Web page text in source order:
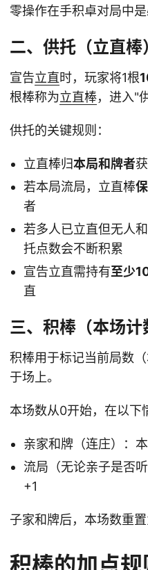
零操作在手积卓对局中是
二、供托（立直棒
宣告立直时，玩家将1根
根棒称为立直棒，进入"
供托的关键规则：
立直棒归本局和牌者
若本局流局，立直棒
者
若多人已立直但无人
托点数会不断积累
宣告立直需持有至少
直
三、积棒（本场计
积棒用于标记当前局数
于场上。
本场数从0开始，在以下
亲家和牌（连庄）：
流局（无论亲子是否
+1
子家和牌后，本场数重置